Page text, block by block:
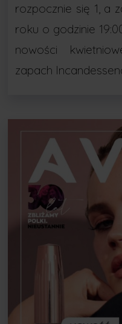
rozpocznie się 1, a
roku o godzinie
nowości
zapach